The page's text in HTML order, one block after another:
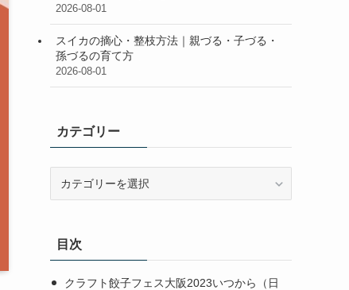
2026-08-01
スイカの摘心・整枝方法｜親づる・子づる・
孫づるの育て方
2026-08-01
カテゴリー
ー目次
クラフト餃子フェス大阪2023いつから（日